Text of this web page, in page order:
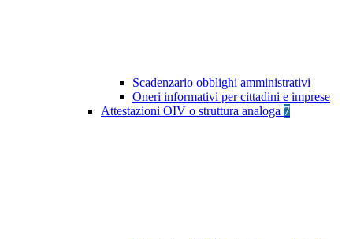
Scadenzario obblighi amministrativi
Oneri informativi per cittadini e imprese
Attestazioni OIV o struttura analoga 7